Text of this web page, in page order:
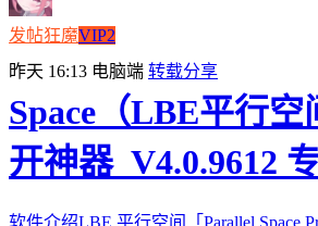
发帖狂魔VIP2
昨天 16:13 电脑端 转载分享
Space（LBE平行
开神器_V4.0.9612
软件介绍LBE 平行空间「Parallel Space